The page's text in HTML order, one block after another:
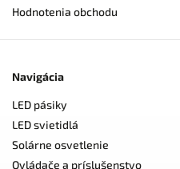
Hodnotenia obchodu
Navigácia
LED pásiky
LED svietidlá
Solárne osvetlenie
Ovládače a príslušenstvo